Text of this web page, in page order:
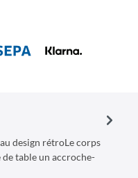
design rétroLe corps
table un accroche-